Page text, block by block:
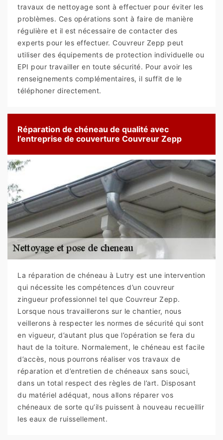
travaux de nettoyage sont à effectuer pour éviter les
problèmes. Ces opérations sont à faire de manière
régulière et il est nécessaire de contacter des
experts pour les effectuer. Couvreur Zepp peut
utiliser des équipements de protection individuelle ou
EPI pour travailler en toute sécurité. Pour avoir les
renseignements complémentaires, il suffit de le
téléphoner directement.
Réparation de chéneau de qualité avec
l’entreprise de couverture Couvreur Zepp
La réparation de chéneau à Lutry est une intervention
qui nécessite les compétences d’un couvreur
zingueur professionnel tel que Couvreur Zepp.
Lorsque nous travaillerons sur le chantier, nous
veillerons à respecter les normes de sécurité qui sont
en vigueur, d’autant plus que l’opération se fera du
haut de la toiture. Normalement, le chéneau est facile
d’accès, nous pourrons réaliser vos travaux de
réparation et d’entretien de chéneaux sans souci,
dans un total respect des règles de l’art. Disposant
du matériel adéquat, nous allons réparer vos
chéneaux de sorte qu’ils puissent à nouveau recueillir
les eaux de ruissellement.